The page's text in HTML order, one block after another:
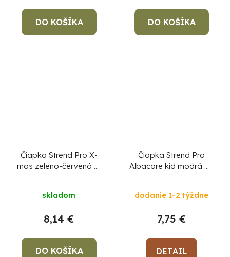
DO KOŠÍKA DO KOŠÍKA
Čiapka Strend Pro X-
mas zeleno-červená L,
hodnotenie
je
5,0
z
skladom
8,14 €
DO KOŠÍKA
Čiapka Strend Pro
Albacore kid modrá M,
dodanie 1-2 týždne
7,75 €
DETAIL